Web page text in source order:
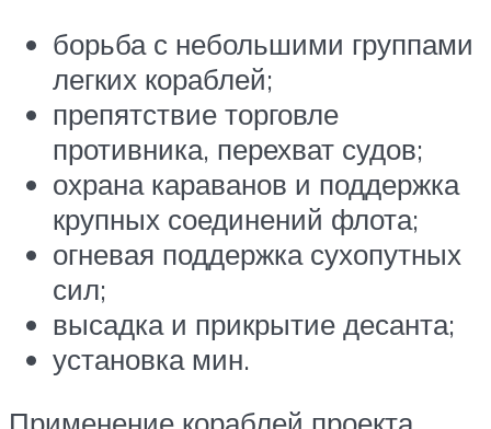
борьба с небольшими группами
легких кораблей;
препятствие торговле
противника, перехват судов;
охрана караванов и поддержка
крупных соединений флота;
огневая поддержка сухопутных
сил;
высадка и прикрытие десанта;
установка мин.